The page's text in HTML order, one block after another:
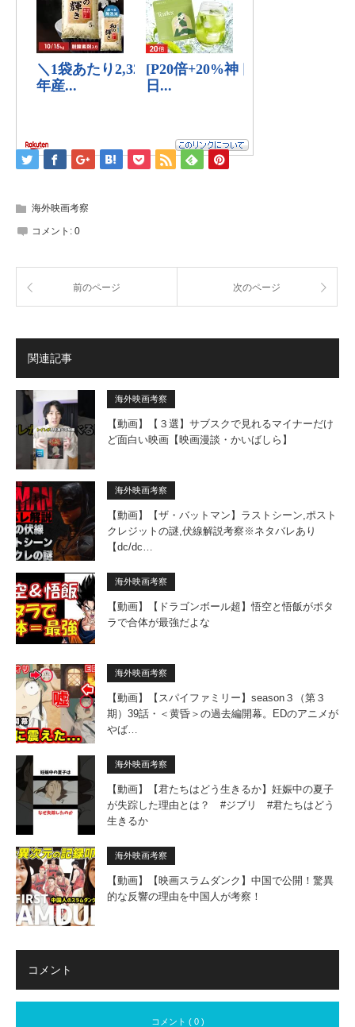
海外映画考察
コメント: 0
前のページ 次のページ
関連記事
海外映画考察
【動画】【３選】サブスクで見れるマイナーだけ
ど面白い映画【映画漫談・かいばしら】
海外映画考察
【動画】【ザ・バットマン】ラストシーン,ポスト
クレジットの謎,伏線解説考察※ネタバレあり
【dc/dc…
海外映画考察
【動画】【ドラゴンボール超】悟空と悟飯がポタ
ラで合体が最強だよな
海外映画考察
【動画】【スパイファミリー】season３（第３
期）39話・＜黄昏＞の過去編開幕。EDのアニメが
やば…
海外映画考察
【動画】【君たちはどう生きるか】妊娠中の夏子
が失踪した理由とは？ #ジブリ #君たちはどう
生きるか
海外映画考察
【動画】【映画スラムダンク】中国で公開！驚異
的な反響の理由を中国人が考察！
コメント
コメント ( 0 )